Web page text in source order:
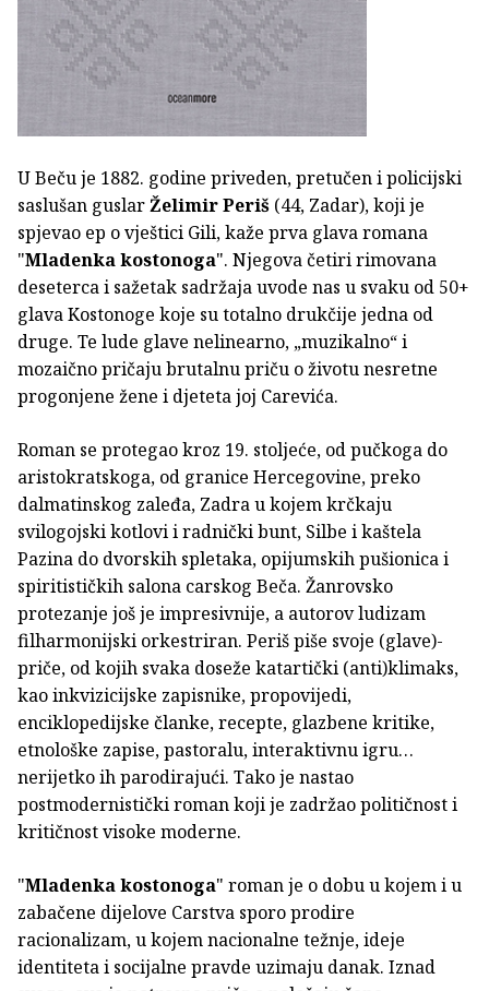
U Beču je 1882. godine priveden, pretučen i policijski
saslušan guslarŽelimir Periš (44, Zadar), koji je
spjevao ep o vještici Gili, kaže prva glava romana
"Mladenka kostonoga". Njegova četiri rimovana
deseterca i sažetak sadržaja uvode nas u svaku od 50+
glava Kostonoge koje su totalno drukčije jedna od
druge. Te lude glave nelinearno, „muzikalno“ i
mozaično pričaju brutalnu priču o životu nesretne
progonjene žene i djeteta joj Carevića.
Roman se protegao kroz 19. stoljeće, od pučkoga do
aristokratskoga, od granice Hercegovine, preko
dalmatinskog zaleđa, Zadra u kojem krčkaju
svilogojski kotlovi i radnički bunt, Silbe i kaštela
Pazina do dvorskih spletaka, opijumskih pušionica i
spiritističkih salona carskog Beča. Žanrovsko
protezanje još je impresivnije, a autorov ludizam
filharmonijski orkestriran. Periš piše svoje (glave)-
priče, od kojih svaka doseže katartički (anti)klimaks,
kao inkvizicijske zapisnike, propovijedi,
enciklopedijske članke, recepte, glazbene kritike,
etnološke zapise, pastoralu, interaktivnu igru…
nerijetko ih parodirajući. Tako je nastao
postmodernistički roman koji je zadržao političnost i
kritičnost visoke moderne.
"Mladenka kostonoga" roman je o dobu u kojem i u
zabačene dijelove Carstva sporo prodire
racionalizam, u kojem nacionalne težnje, ideje
identiteta i socijalne pravde uzimaju danak. Iznad